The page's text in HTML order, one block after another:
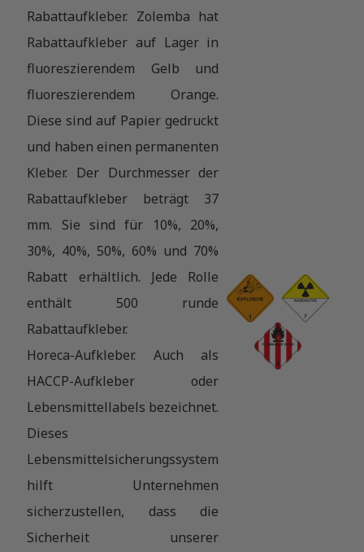
Rabattaufkleber. Zolemba hat
Rabattaufkleber auf Lager in
fluoreszierendem Gelb und
fluoreszierendem Orange.
Diese sind auf Papier gedruckt
und haben einen permanenten
Kleber. Der Durchmesser der
Rabattaufkleber beträgt 37
mm. Sie sind für 10%, 20%,
30%, 40%, 50%, 60% und 70%
Rabatt erhältlich. Jede Rolle
enthält 500 runde
Rabattaufkleber.
Horeca-Aufkleber. Auch als
HACCP-Aufkleber oder
Lebensmittellabels bezeichnet.
Dieses
Lebensmittelsicherungssystem
hilft Unternehmen
sicherzustellen, dass die
Sicherheit unserer